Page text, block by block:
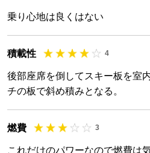
乗り心地は良くはない
積載性 4
後部座席を倒してスキー板を室
チの板で斜め積みとなる。
燃費 3
これだけのパワーなので燃費は